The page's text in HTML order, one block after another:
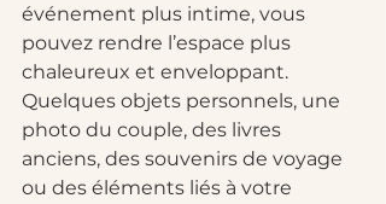
événement plus intime, vous
pouvez rendre l’espace plus
chaleureux et enveloppant.
Quelques objets personnels, une
photo du couple, des livres
anciens, des souvenirs de voyage
ou des éléments liés à votre